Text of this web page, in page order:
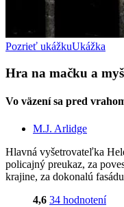
Pozrieť ukážkuUkážka
Hra na mačku a myš
Vo väzení sa pred
M.J. Arlidge
Hlavná vyšetrovateľka
policajný preukaz, za
krajine, za dokonalú
4,6 34 hodnotení